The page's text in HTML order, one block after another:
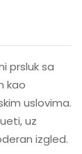
prsluk sa
kao
uslovima.
uz
izgled.